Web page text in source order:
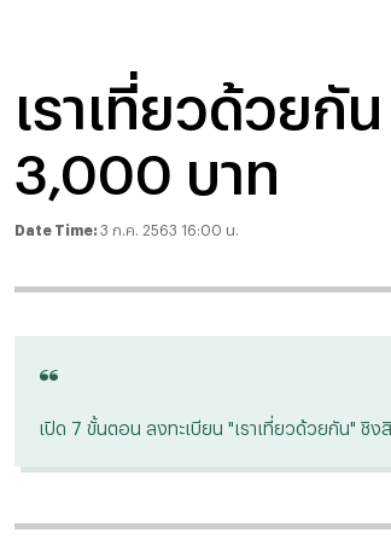
เราเที่ยวด้วย
3,000 บาท
Date Time: 3 ก.ค. 2563 16:00 น.
“
เปิด 7 ขั้นตอน ลงทะเบียน "เราเที่ยวด้วยกัน" ชิ